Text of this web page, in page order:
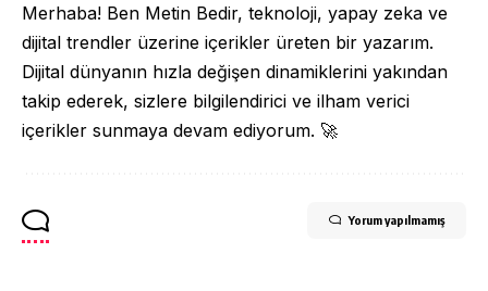
Merhaba! Ben Metin Bedir, teknoloji, yapay zeka ve
dijital trendler üzerine içerikler üreten bir yazarım.
Dijital dünyanın hızla değişen dinamiklerini yakından
takip ederek, sizlere bilgilendirici ve ilham verici
içerikler sunmaya devam ediyorum. 🚀
Yorum yapılmamış